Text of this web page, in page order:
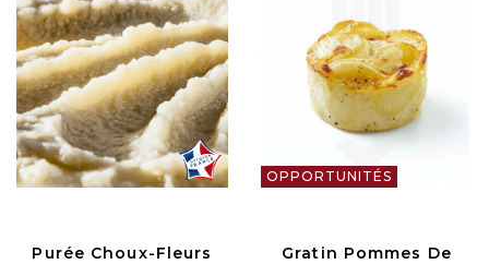
Purée Choux-Fleurs
OPPORTUNITÉS
Gratin Pommes De